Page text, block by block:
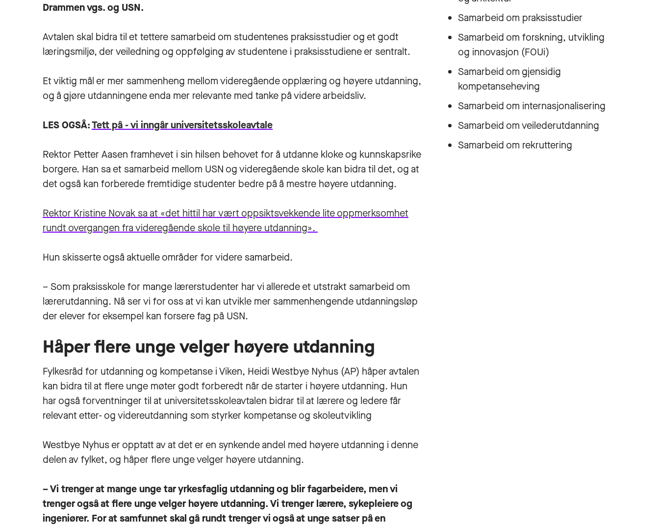
Drammen vgs. og USN.
Avtalen skal bidra til et tettere samarbeid om studentenes praksisstudier og et godt
læringsmiljø, der veiledning og oppfølging av studentene i praksisstudiene er sentralt.
Et viktig mål er mer sammenheng mellom videregående opplæring og høyere utdanning,
og å gjøre utdanningene enda mer relevante med tanke på videre arbeidsliv.
LES OGSÅ:Tett på - vi inngår universitetsskoleavtale
Rektor Petter Aasen framhevet i sin hilsen behovet for å utdanne kloke og kunnskapsrike
borgere. Han sa et samarbeid mellom USN og videregående skole kan bidra til det, og at
det også kan forberede fremtidige studenter bedre på å mestre høyere utdanning.
Rektor Kristine Novak sa at «det hittil har vært oppsiktsvekkende lite oppmerksomhet
rundt overgangen fra videregående skole til høyere utdanning».
Hun skisserte også aktuelle områder for videre samarbeid.
– Som praksisskole for mange lærerstudenter har vi allerede et utstrakt samarbeid om
lærerutdanning. Nå ser vi for oss at vi kan utvikle mer sammenhengende utdanningsløp
der elever for eksempel kan forsere fag på USN.
Håper flere unge velger høyere utdanning
Fylkesråd for utdanning og kompetanse i Viken, Heidi Westbye Nyhus (AP) håper avtalen
kan bidra til at flere unge møter godt forberedt når de starter i høyere utdanning. Hun
har også forventninger til at universitetsskoleavtalen bidrar til at lærere og ledere får
relevant etter- og videreutdanning som styrker kompetanse og skoleutvikling
Westbye Nyhus er opptatt av at det er en synkende andel med høyere utdanning i denne
delen av fylket, og håper flere unge velger høyere utdanning.
– Vi trenger at mange unge tar yrkesfaglig utdanning og blir fagarbeidere, men vi
trenger også at flere unge velger høyere utdanning. Vi trenger lærere, sykepleiere og
ingeniører. For at samfunnet skal gå rundt trenger vi også at unge satser på en
Samarbeid om praksisstudier
Samarbeid om forskning, utvikling
og innovasjon (FOUi)
Samarbeid om gjensidig
kompetanseheving
Samarbeid om internasjonalisering
Samarbeid om veilederutdanning
Samarbeid om rekruttering